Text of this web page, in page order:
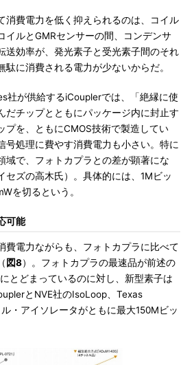
費電力を低く抑えられるのは、コイル
イルとGMRセンサーの間、コンデンサ
送効率が、発光素子と受光素子間のそれ
駄に消費される電力が少ないからだ。
が供給するiCouplerでは、「絶縁に使
だチップとともにパッケージ内に封止す
プを、ともにCMOS技術で製造してい
号処理に費やす消費電力も小さい。特に
域で、フォトカプラとの差が顕著にな
セズの高木氏）。具体的には、1Mビッ
を切るという。
可能
電力ながらも、フォトカプラに比べて
図8）。フォトカプラの最速品が前述の
とどまっているのに対し、新型素子は
とNVE社のIsoLoop、Texas
・アイソレータがともに最大150Mビッ